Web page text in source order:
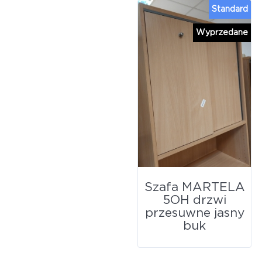
Wyprzedane
Standard
Szafa MARTELA
5OH drzwi
przesuwne jasny
buk